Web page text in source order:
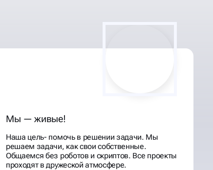
Мы — живые!
Наша цель- помочь в решении задачи. Мы
решаем задачи, как свои собственные.
Общаемся без роботов и скриптов. Все проекты
проходят в дружеской атмосфере.